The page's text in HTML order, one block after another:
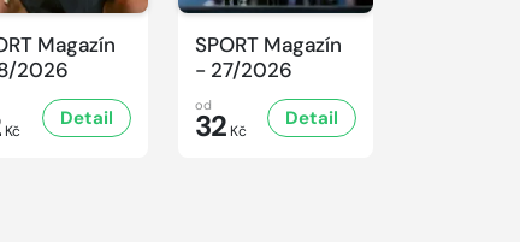
Magazín
2026
Kč
Detail
SPORT Magazín
- 27/2026
od
32 Kč
Detail